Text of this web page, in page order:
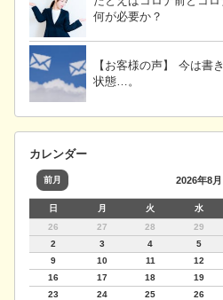
何が必要か？
【お客様の声】 今は書
状態…。
カレンダー
前月 2026年8月
日 月 火 水
26
27 28 29
2
3 4 5
9
10 11 12
16
17 18 19
23
24 25 26